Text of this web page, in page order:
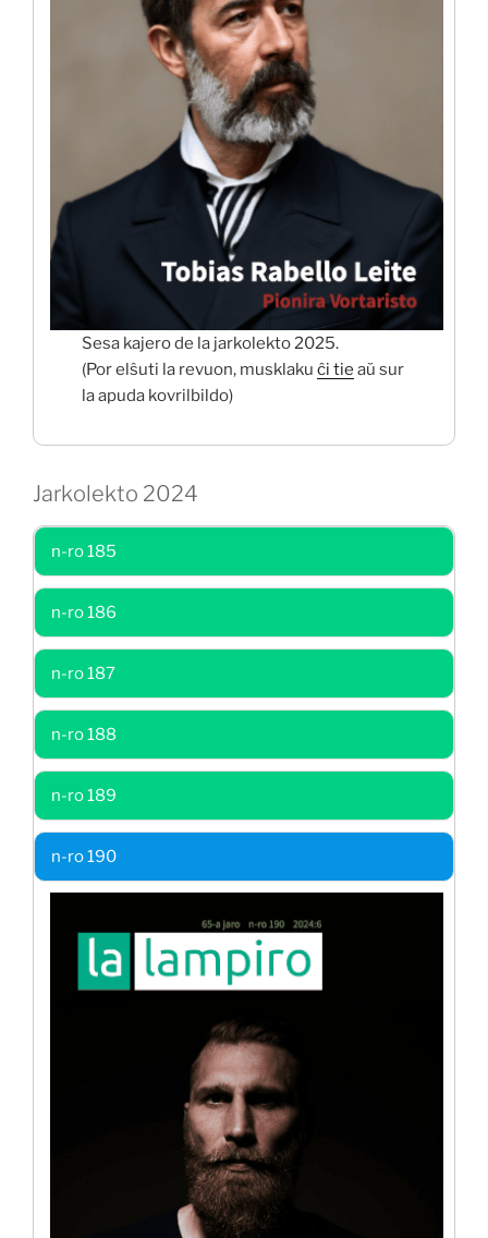
Sesa kajero de la jarkolekto 2025.
(Por elŝuti la revuon, musklaku ĉi tie aŭ sur
la apuda kovrilbildo)
Jarkolekto 2024
n-ro 185
n-ro 186
n-ro 187
n-ro 188
n-ro 189
n-ro 190